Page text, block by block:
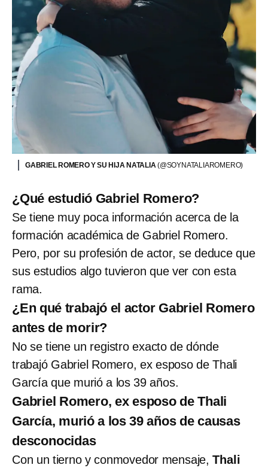
GABRIEL ROMERO Y SU HIJA NATALIA(@SOYNATALIAROMERO)
¿Qué estudió Gabriel Romero?
Se tiene muy poca información acerca de la
formación académica de Gabriel Romero.
Pero, por su profesión de actor, se deduce que
sus estudios algo tuvieron que ver con esta
rama.
¿En qué trabajó el actor Gabriel Romero
antes de morir?
No se tiene un registro exacto de dónde
trabajó Gabriel Romero, ex esposo de Thali
García que murió a los 39 años.
Gabriel Romero, ex esposo de Thali
García, murió a los 39 años de causas
desconocidas
Con un tierno y conmovedor mensaje,Thali